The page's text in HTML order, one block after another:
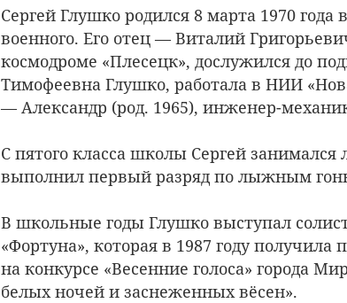
Сергей Глушко родился 8 марта 1970
военного. Его отец — Виталий
космодроме «Плесецк», дослужился до
Тимофеевна Глушко, работала в НИИ
— Александр (род. 1965), инженер-
С пятого класса школы Сергей
выполнил первый разряд по лыжным
В школьные годы Глушко выступал
«Фортуна», которая в 1987 году
на конкурсе «Весенние голоса» города
белых ночей и заснеженных вёсен».